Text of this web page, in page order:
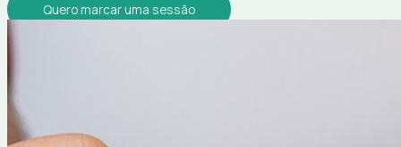
Quero marcar uma sessão